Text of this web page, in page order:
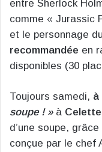
entre Sherlock
comme « Jurassic
et le personnage
recommandée en
disponibles (30
Toujours samedi, à
soupe ! »à
d’une soupe,
conçue par le chef